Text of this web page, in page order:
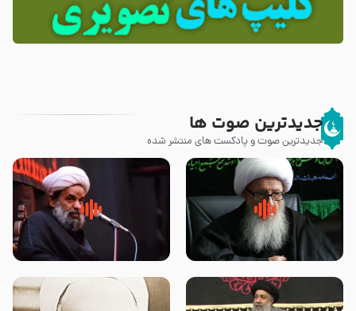
جدیدترین صوت ها
جدیدترین صوت و پادکست های منتشر شده
زوّار اربعین امام حسین (علیه
السلام) با این اشتیاق به زیارت
روضه جانسوز پاره های جگر امام
حسن مجتبی علیه السلام-حجت